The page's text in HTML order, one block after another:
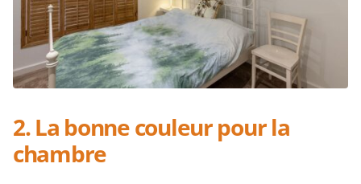
2. La bonne couleur pour la
chambre